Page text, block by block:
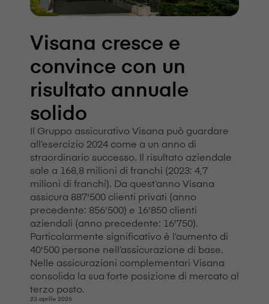
V⁠i⁠s⁠a⁠n⁠a cresce e
convince con un
risultato annuale
solido
Il Gruppo assicurativo V⁠i⁠s⁠a⁠n⁠a può guardare
all’esercizio 2024 come a un anno di
straordinario successo. Il risultato aziendale
sale a 168,8 milioni di franchi (2023: 4,7
milioni di franchi). Da quest’anno V⁠i⁠s⁠a⁠n⁠a
assicura 887'500 clienti privati (anno
precedente: 856'500) e 16'850 clienti
aziendali (anno precedente: 16'750).
Particolarmente significativo è l’aumento di
40'500 persone nell’assicurazione di base.
Nelle assicurazioni complementari V⁠i⁠s⁠a⁠n⁠a
consolida la sua forte posizione di mercato al
terzo posto.
23 aprile 2026